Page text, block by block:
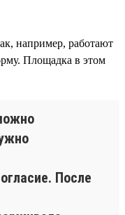
например, работают
Площадка в этом
После